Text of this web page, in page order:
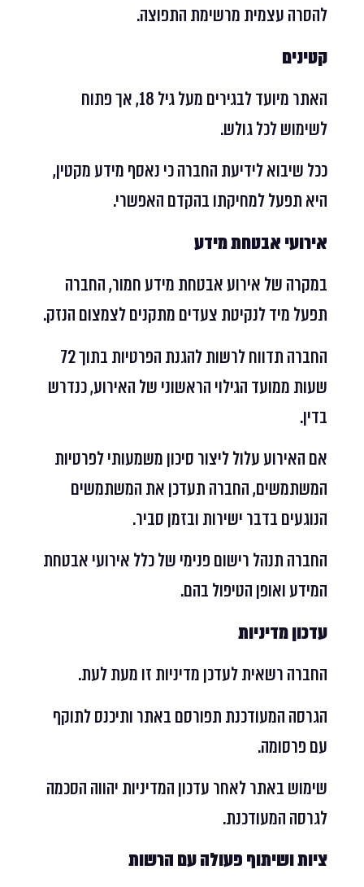
להסרה עצמית מרשימת התפוצה.
קטינים
האתר מיועד לבגירים מעל גיל 18, אך פתוח
לשימוש לכל גולש.
ככל שיבוא לידיעת החברה כי נאסף מידע מקטין,
היא תפעל למחיקתו בהקדם האפשרי.
אירועי אבטחת מידע
במקרה של אירוע אבטחת מידע חמור, החברה
תפעל מיד לנקיטת צעדים מתקנים לצמצום הנזק.
החברה תדווח לרשות להגנת הפרטיות בתוך 72
שעות ממועד הגילוי הראשוני של האירוע, כנדרש
בדין.
אם האירוע עלול ליצור סיכון משמעותי לפרטיות
המשתמשים, החברה תעדכן את המשתמשים
הנוגעים בדבר ישירות ובזמן סביר.
החברה תנהל רישום פנימי של כלל אירועי אבטחת
המידע ואופן הטיפול בהם.
עדכון מדיניות
החברה רשאית לעדכן מדיניות זו מעת לעת.
הגרסה המעודכנת תפורסם באתר ותיכנס לתוקף
עם פרסומה.
שימוש באתר לאחר עדכון המדיניות יהווה הסכמה
לגרסה המעודכנת.
ציות ושיתוף פעולה עם הרשות